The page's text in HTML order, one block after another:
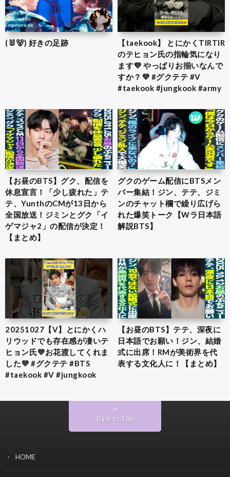
(🐰🐻) 好きの足跡
【taekook】 とにかくTIRTIR
のテヒョン氏の指輪気になり
ます💜 やっぱりお揃いなんで
すか？💜 #グクテテ #V
#taekook #jungkook #army
【お昼のBTS】グク、配信を
休息宣言！「少し疲れた」テ
テ、YunthのCMが13日から
全国放送！ジミンとグク「イ
ゲマジャ2」の配信が決定！
【まとめ】
グクのゲーム配信にBTSメン
バー集結！ジン、テテ、ジミ
ンのチャット欄で繰り広げら
れた爆笑トーク【Wラ日本語
解説BTS】
20251027【V】とにかくハ
リウッドでも存在感が凄いテ
ヒョン氏💜お花渡してくれま
した💜 #グクテテ #BTS
#taekook #V #jungkook
【お昼のBTS】テテ、深夜に
日本語でお願い！ジン、結婚
式に出席！RMが美術界を代
表する文化人に！【まとめ】
Back to Top
HOME